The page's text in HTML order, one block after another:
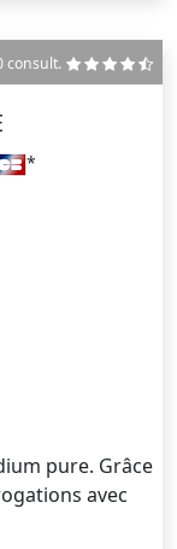
consult.
*
pure. Grâce
avec